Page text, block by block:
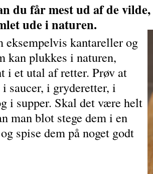
du får mest ud af de vilde,
ude i naturen.
eksempelvis kantareller og
kan plukkes i naturen,
i et utal af retter. Prøv at
i saucer, i gryderetter, i
i supper. Skal det være helt
man blot stege dem i en
spise dem på noget godt